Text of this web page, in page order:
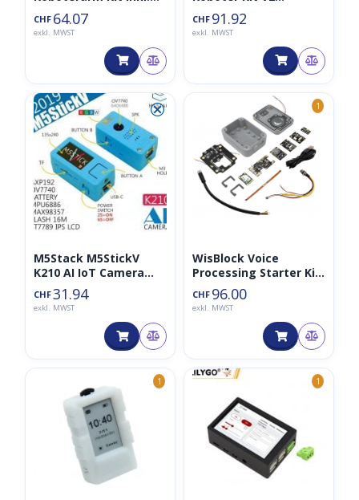
Remote 4DOF (Arduino
IDE kompatibel)
CHF 64.07
exkl. MWST
(Arduino IDE
kompatibel)
CHF 91.92
exkl. MWST
⮿
M5Stack M5StickV
K210 AI IoT Camera
RISC-V OV7740
CHF31.94
exkl. MWST
1
WisBlock Voice
Processing Starter Kit
inkl. Gehäuse
CHF 96.00
exkl. MWST
1 1